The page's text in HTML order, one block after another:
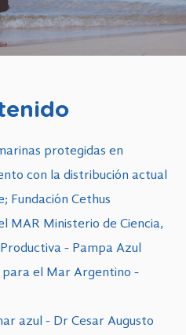
protegidas en
con la distribución actual
Fundación Cethus
MAR Ministerio de Ciencia,
- Pampa Azul
el Mar Argentino -
azul - Dr Cesar Augusto